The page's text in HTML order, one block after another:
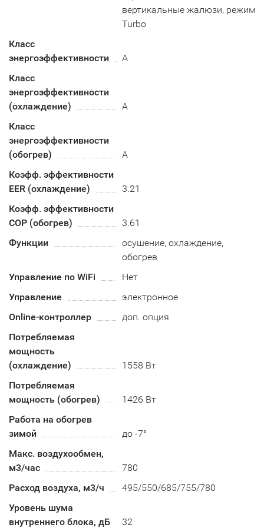
вертикальные жалюзи, режим
Turbo
Класс
энергоэффективности
A
Класс
энергоэффективности
(охлаждение)
А
Класс
энергоэффективности
(обогрев)
A
Коэфф. эффективности
EER (охлаждение)
3.21
Коэфф. эффективности
COP (обогрев)
3.61
Функции
осушение, охлаждение,
обогрев
Управление по WiFi
Нет
Управление
электронное
Online-контроллер
доп. опция
Потребляемая
мощность
(охлаждение)
1558 Вт
Потребляемая
мощность (обогрев)
1426 Вт
Работа на обогрев
зимой
до -7°
Макс. воздухообмен,
м3/час
780
Расход воздуха, м3/ч
495/550/685/755/780
Уровень шума
внутреннего блока, дБ
32